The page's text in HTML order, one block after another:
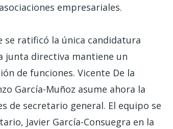
empresariales.
se ratificó la única candidatura
junta directiva mantiene un
de funciones. Vicente De la
García-Muñoz asume ahora la
de secretario general. El equipo se
Javier García-Consuegra en la